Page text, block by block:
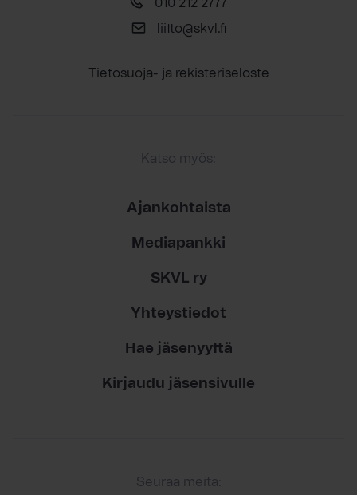
010 212 2777
liitto@skvl.fi
Tietosuoja- ja rekisteriseloste
Katso myös:
Ajankohtaista
Mediapankki
SKVL ry
Yhteystiedot
Hae jäsenyyttä
Kirjaudu jäsensivulle
Seuraa meitä: